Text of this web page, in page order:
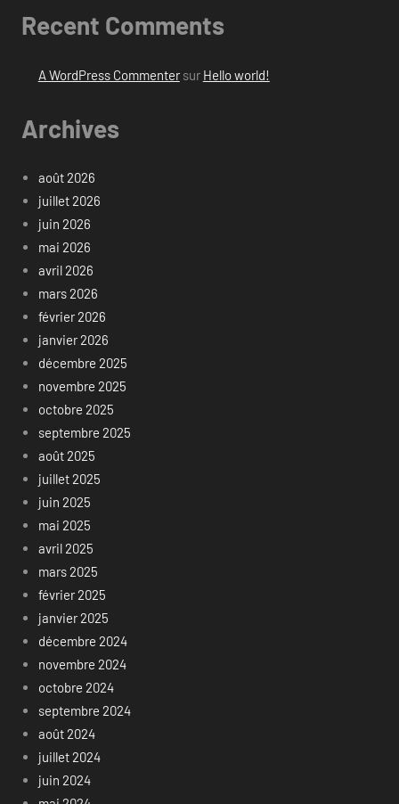
Recent Comments
A WordPress Commentersur Hello world!
Archives
août 2026
juillet 2026
juin 2026
mai 2026
avril 2026
mars 2026
février 2026
janvier 2026
décembre 2025
novembre 2025
octobre 2025
septembre 2025
août 2025
juillet 2025
juin 2025
mai 2025
avril 2025
mars 2025
février 2025
janvier 2025
décembre 2024
novembre 2024
octobre 2024
septembre 2024
août 2024
juillet 2024
juin 2024